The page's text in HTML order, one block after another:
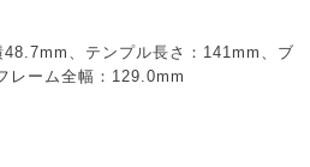
、テンプル長さ：141mm、ブ
レーム全幅：129.0mm